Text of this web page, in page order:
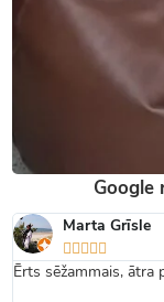
Google
Marta Grīsle
    
Ērts sēžammais, ātra